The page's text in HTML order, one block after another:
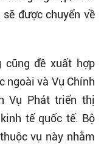
được chuyển về
cũng đề xuất hợp
ngoài và Vụ Chính
Vụ Phát triển thị
tế quốc tế. Bộ
vụ này nhằm